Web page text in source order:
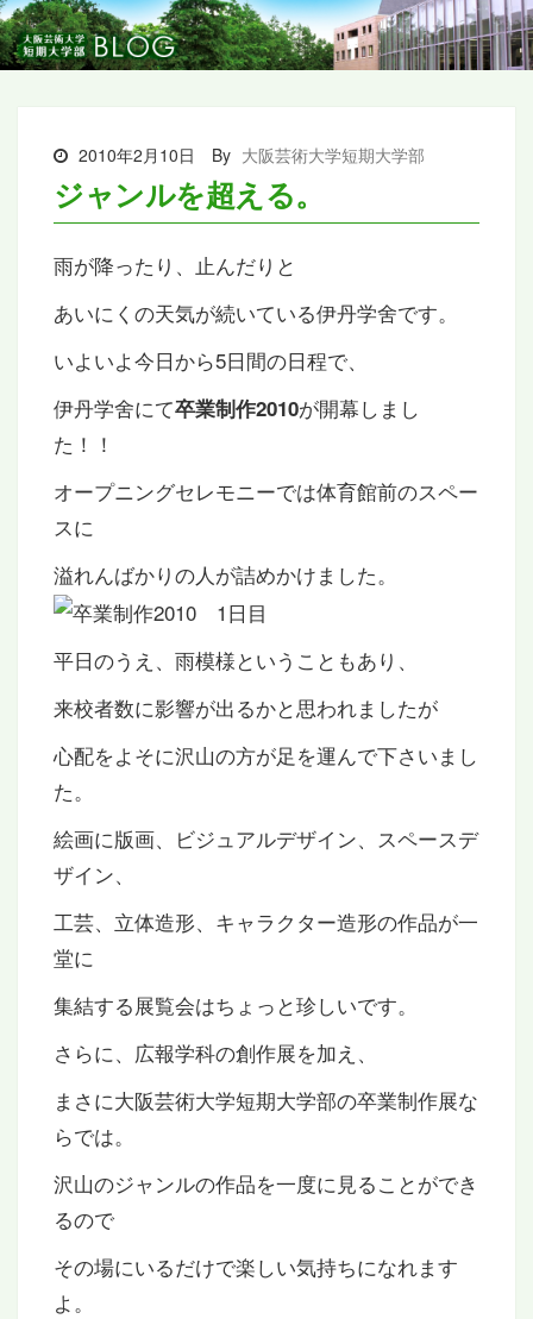
2010年2月10日 By 大阪芸術大学短期大学部
ジャンルを超える。
雨が降ったり、止んだりと
あいにくの天気が続いている伊丹学舍です。
いよいよ今日から5日間の日程で、
伊丹学舍にて卒業制作2010が開幕しまし
た！！
オープニングセレモニーでは体育館前のスペー
スに
溢れんばかりの人が詰めかけました。
平日のうえ、雨模様ということもあり、
来校者数に影響が出るかと思われましたが
心配をよそに沢山の方が足を運んで下さいまし
た。
絵画に版画、ビジュアルデザイン、スペースデ
ザイン、
工芸、立体造形、キャラクター造形の作品が一
堂に
集結する展覧会はちょっと珍しいです。
さらに、広報学科の創作展を加え、
まさに大阪芸術大学短期大学部の卒業制作展な
らでは。
沢山のジャンルの作品を一度に見ることができ
るので
その場にいるだけで楽しい気持ちになれます
よ。